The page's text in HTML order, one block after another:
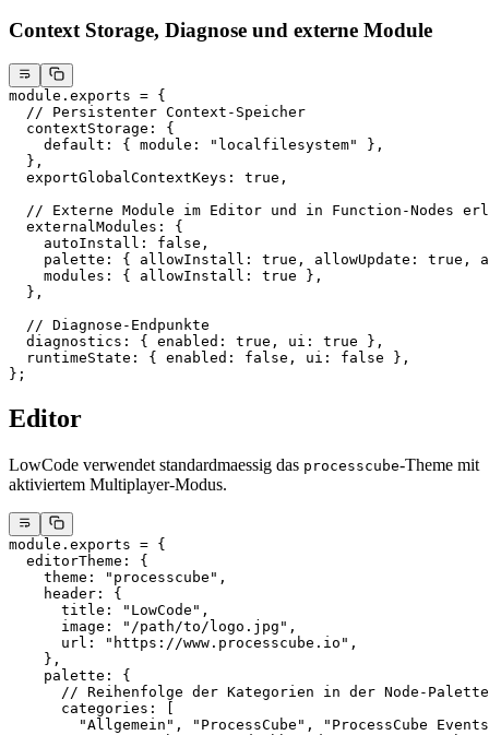
Context Storage, Diagnose und externe Module
module . exports = {
  // Persistenter Context-Speicher
  contextStorage: {
    default: { module:
"localfilesystem"
},
  },
  exportGlobalContextKeys:
true ,
// Externe Module im Editor und in Function-Nodes
  externalModules: {
    autoInstall:
false ,
    palette: { allowInstall:
true , allowUpdate: true ,
    modules: { allowInstall:
true },
  },
  // Diagnose-Endpunkte
  diagnostics: { enabled:
true , ui: true },
  runtimeState: { enabled:
false , ui: false },
};
Editor
LowCode verwendet standardmaessig das processcube-Theme mit
aktiviertem Multiplayer-Modus.
module . exports = {
  editorTheme: {
    theme:
"processcube" ,
    header: {
      title:
"LowCode" ,
      image:
"/path/to/logo.jpg" ,
      url:
"https://www.processcube.io" ,
    },
    palette: {
      // Reihenfolge der Kategorien in der Node-Palette
      categories: [
        "Allgemein"
, "ProcessCube" ,
"ProcessCube